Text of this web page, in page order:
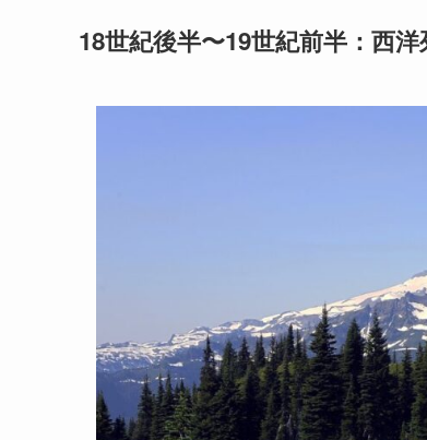
18世紀後半〜19世紀前半：西